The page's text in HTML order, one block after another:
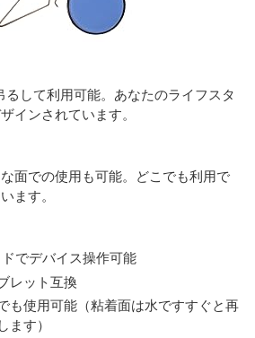
して利用可能。あなたのライフスタ
インされています。
面での使用も可能。どこでも利用で
ます。
でデバイス操作可能
レット互換
も使用可能（粘着面は水ですすぐと再
ます）